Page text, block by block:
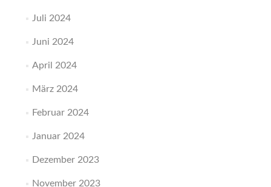
Juli 2024
Juni 2024
April 2024
März 2024
Februar 2024
Januar 2024
Dezember 2023
November 2023